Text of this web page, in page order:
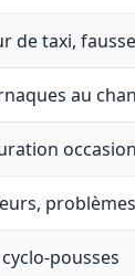
de taxi,
au
pousses